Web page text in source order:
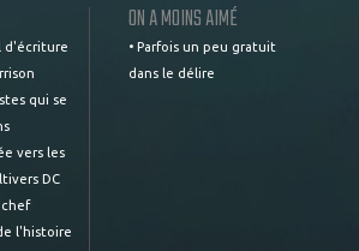
d'écriture
qui se
vers les
DC
chef
l'histoire
ON A MOINS AIMÉ
• Parfois un peu gratuit
dans le délire